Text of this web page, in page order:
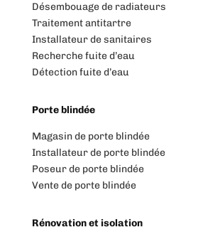
Désembouage de radiateurs
Traitement antitartre
Installateur de sanitaires
Recherche fuite d’eau
Détection fuite d’eau
Porte blindée
Magasin de porte blindée
Installateur de porte blindée
Poseur de porte blindée
Vente de porte blindée
Rénovation et isolation